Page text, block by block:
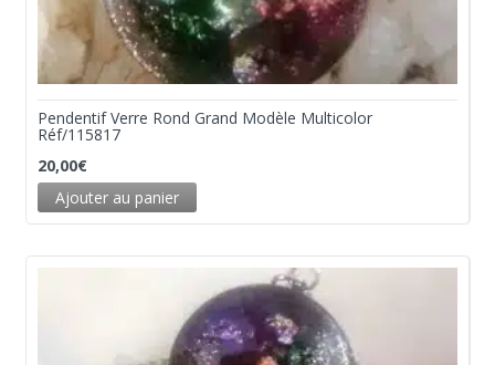
Pendentif Verre Rond Grand Modèle Multicolor
Réf/115817
20,00€
Ajouter au panier